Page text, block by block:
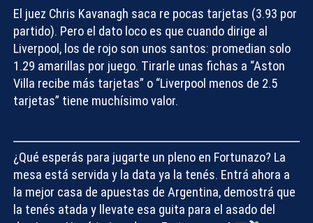
El juez Chris Kavanagh saca re pocas tarjetas (3.93 por
partido). Pero el dato loco es que cuando dirige al
Liverpool, los de rojo son unos santos: promedian solo
1.29 amarillas por juego. Tirarle unas fichas a “Aston
Villa recibe más tarjetas” o “Liverpool menos de 2.5
tarjetas” tiene muchísimo valor.
¿Qué esperás para jugarte un pleno en Fortunazo? La
mesa está servida y la data ya la tenés. Entrá ahora a
la mejor casa de apuestas de Argentina, demostrá que
la tenés atada y llevate esa guita para el asado del